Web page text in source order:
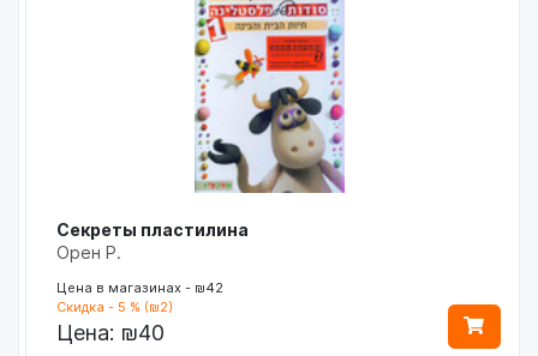
Секреты пластилина
Орен Р.
Цена в магазинах - ₪42
Скидка - 5 % (₪2)
Цена: ₪40